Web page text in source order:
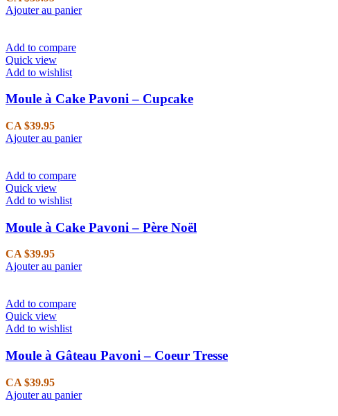
Ajouter au panier
Add to compare
Quick view
Add to wishlist
Moule à Cake Pavoni – Cupcake
CA $39.95
Ajouter au panier
Add to compare
Quick view
Add to wishlist
Moule à Cake Pavoni – Père Noël
CA $39.95
Ajouter au panier
Add to compare
Quick view
Add to wishlist
Moule à Gâteau Pavoni – Coeur Tresse
CA $39.95
Ajouter au panier